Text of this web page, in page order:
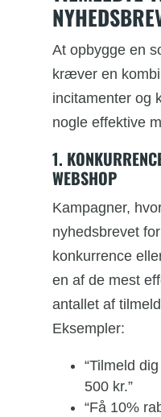
At opbygge en
kræver en
incitamenter og
nogle effektive
1.
WEBSHOP
Kampagner,
nyhedsbrevet
konkurrence
en af de mest
antallet af
Eksempler:
“Tilmeld
500 kr.”
“Få 10%